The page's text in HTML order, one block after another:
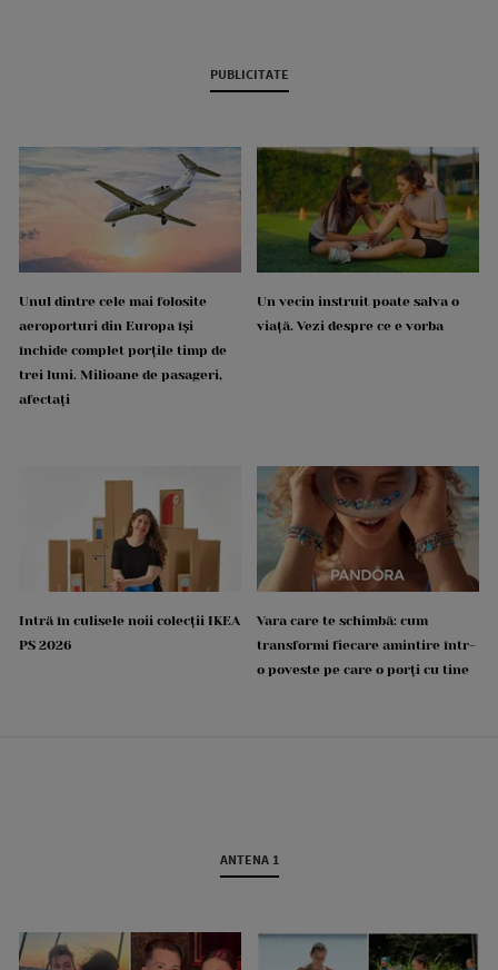
PUBLICITATE
Unul dintre cele mai folosite
aeroporturi din Europa își
închide complet porțile timp de
trei luni. Milioane de pasageri,
afectați
Un vecin instruit poate salva o
viață. Vezi despre ce e vorba
Intră în culisele noii colecții IKEA
PS 2026
Vara care te schimbă: cum
transformi fiecare amintire într-
o poveste pe care o porți cu tine
ANTENA 1